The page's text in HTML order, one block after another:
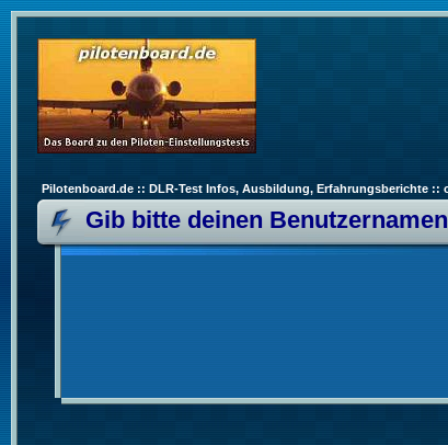
Pilotenboard.de :: DLR-Test Infos, Ausbildung, Erfahrungsberichte ::
Gib bitte deinen